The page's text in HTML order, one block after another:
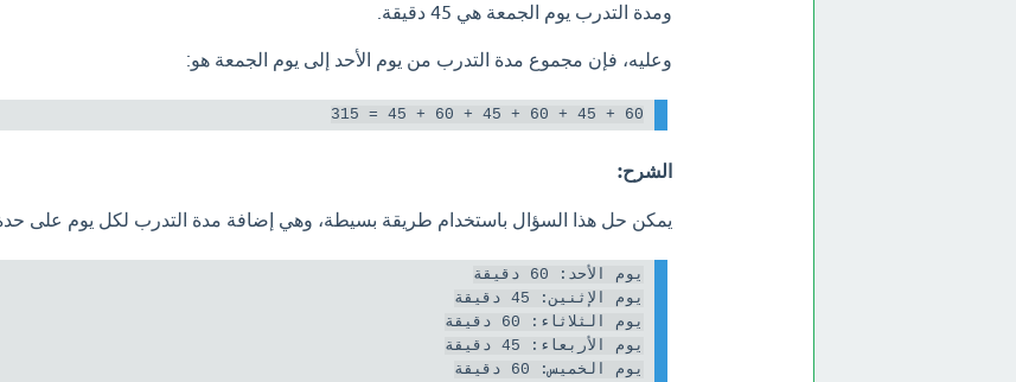
ومدة التدرب يوم الجمعة هي 45 دقيقة.
وعليه، فإن مجموع مدة التدرب من يوم الأحد إلى يوم الجمعة هو:
60 + 45 + 60 + 45 + 60 + 45 = 315
الشرح:
يمكن حل هذا السؤال باستخدام طريقة بسيطة، وهي إضافة مدة التدرب لكل يوم على